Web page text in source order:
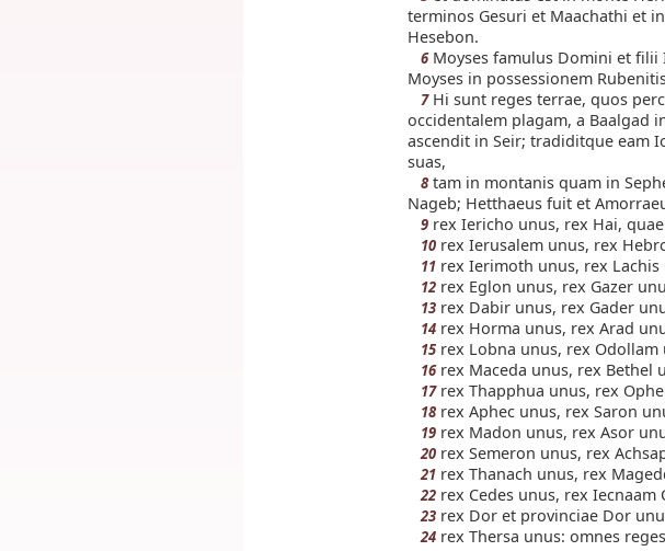
terminos Gesuri et Maachathi et
Hesebon.
6Moyses famulus Domini et filii
Moyses in possessionem
7Hi sunt reges terrae, quos
occidentalem plagam, a Baalgad
ascendit in Seir; tradiditque eam
suas,
8 tam in montanis quam in
Nageb; Hetthaeus fuit et
9 rex Iericho unus, rex Hai,
10 rex Ierusalem unus, rex
11 rex Ierimoth unus, rex Lachis
12 rex Eglon unus, rex Gazer
13 rex Dabir unus, rex Gader
14 rex Horma unus, rex Arad
15 rex Lobna unus, rex Odollam
16rex Maceda unus, rex Bethel
17rex Thapphua unus, rex
18 rex Aphec unus, rex Saron
19 rex Madon unus, rex Asor
20 rex Semeron unus, rex
21 rex Thanach unus, rex
22 rex Cedes unus, rex Iecnaam
23 rex Dor et provinciae Dor
24 rex Thersa unus: omnes